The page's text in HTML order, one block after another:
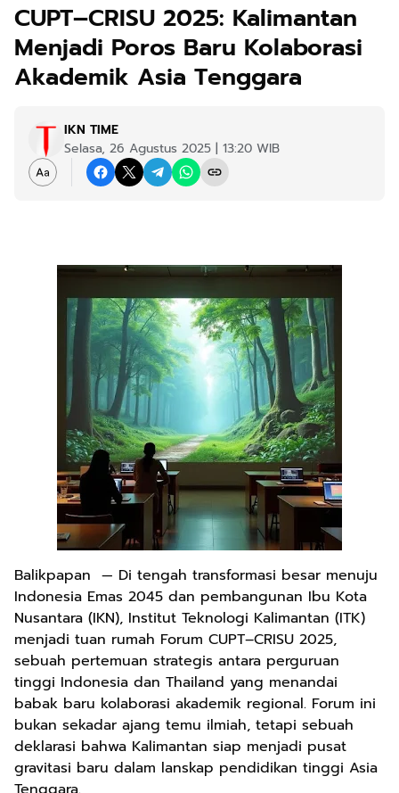
CUPT–CRISU 2025: Kalimantan
Menjadi Poros Baru Kolaborasi
Akademik Asia Tenggara
IKN TIME
Selasa, 26 Agustus 2025 | 13:20 WIB
Balikpapan — Di tengah transformasi besar menuju
Indonesia Emas 2045 dan pembangunan Ibu Kota
Nusantara (IKN), Institut Teknologi Kalimantan (ITK)
menjadi tuan rumah Forum CUPT–CRISU 2025,
sebuah pertemuan strategis antara perguruan
tinggi Indonesia dan Thailand yang menandai
babak baru kolaborasi akademik regional. Forum ini
bukan sekadar ajang temu ilmiah, tetapi sebuah
deklarasi bahwa Kalimantan siap menjadi pusat
gravitasi baru dalam lanskap pendidikan tinggi Asia